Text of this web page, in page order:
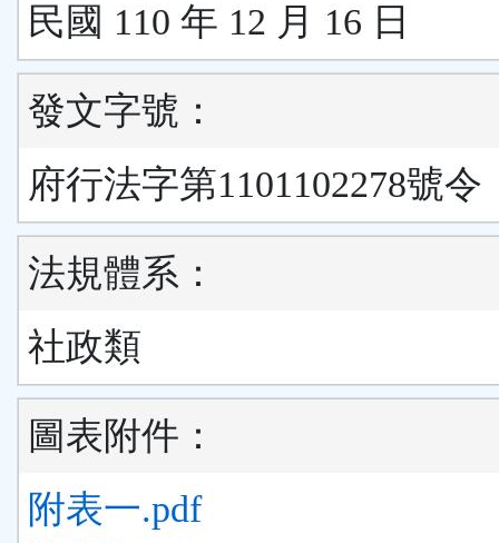
民國 110 年 12 月 16 日
發文字號：
府行法字第1101102278號令
法規體系：
社政類
圖表附件：
附表一.pdf